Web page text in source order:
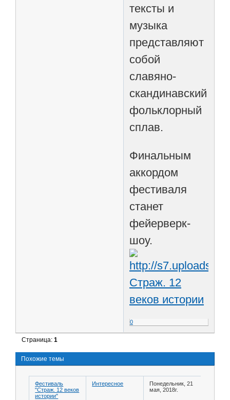
тексты и
музыка
представляют
собой
славяно-
скандинавский
фольклорный
сплав.
Финальным
аккордом
фестиваля
станет
фейерверк-
шоу.
Страж. 12
веков истории
0
Страница:1
Похожие темы
Фестиваль
"Страж. 12 веков
истории"
Интересное
Понедельник, 21
мая, 2018г.